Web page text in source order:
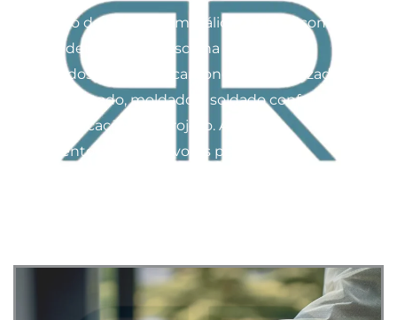
O projeto de estrutura metálica começa com o
design detalhado e a escolha de materiais
adequados, como aço carbono ou galvanizado.
O aço é cortado, moldado e soldado conforme
as especificações do projeto. Após o
tratamento anticorrosivo, as peças são